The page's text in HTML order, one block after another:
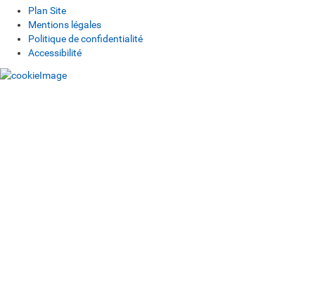
Plan Site
Mentions légales
Politique de confidentialité
Accessibilité